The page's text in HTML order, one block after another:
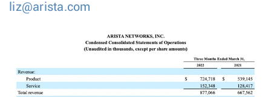
liz@arista.com